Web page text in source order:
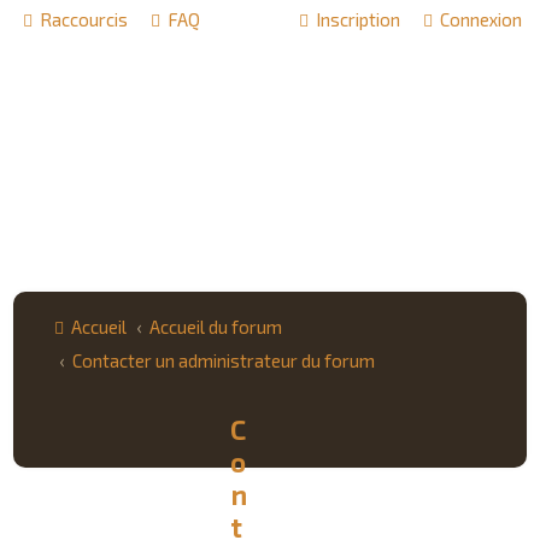
Raccourcis FAQ Connexion
Inscription
Accueil
Accueil du forum
Contacter un administrateur du forum
C
o
n
t